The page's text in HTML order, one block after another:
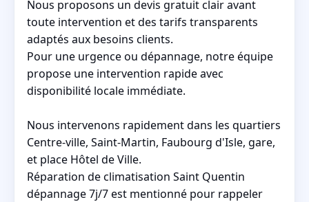
Nous proposons un devis gratuit clair avant
toute intervention et des tarifs transparents
adaptés aux besoins clients.
Pour une urgence ou dépannage, notre équipe
propose une intervention rapide avec
disponibilité locale immédiate.
Nous intervenons rapidement dans les quartiers
Centre-ville, Saint-Martin, Faubourg d'Isle, gare,
et place Hôtel de Ville.
Réparation de climatisation Saint Quentin
dépannage 7j/7 est mentionné pour rappeler